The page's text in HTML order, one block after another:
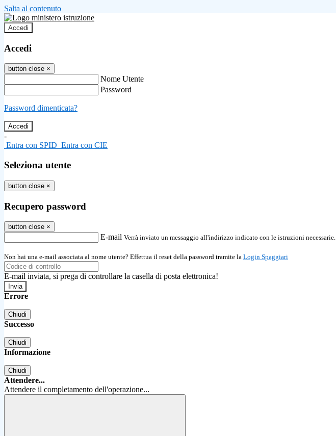
Salta al contenuto
Accedi
Accedi
button close ×
Nome Utente
Password
Password dimenticata?
-
Entra con SPID Entra con CIE
Seleziona utente
button close ×
Recupero password
button close ×
E-mail Verrà inviato un messaggio all'indirizzo indicato con le istruzioni necessarie.
Non hai una e-mail associata al nome utente? Effettua il reset della password tramite la Login Spaggiari
E-mail inviata, si prega di controllare la casella di posta elettronica!
Errore
Chiudi
Successo
Chiudi
Informazione
Chiudi
Attendere...
Attendere il completamento dell'operazione...